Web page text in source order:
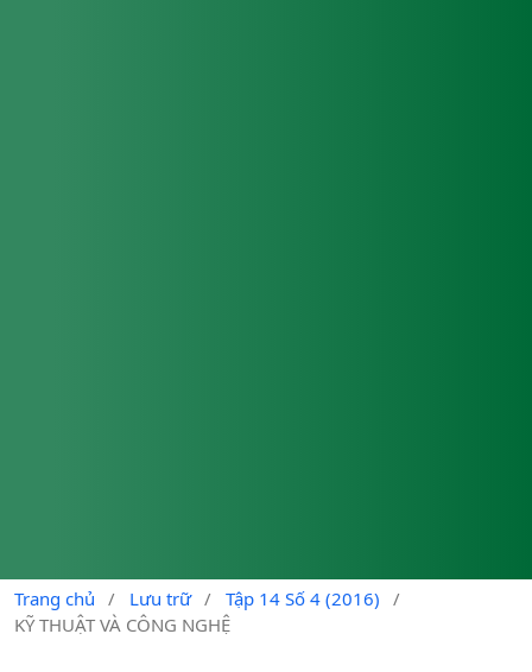
Trang chủ / Lưu trữ / Tập 14 Số 4 (2016)
/
KỸ THUẬT VÀ CÔNG NGHỆ